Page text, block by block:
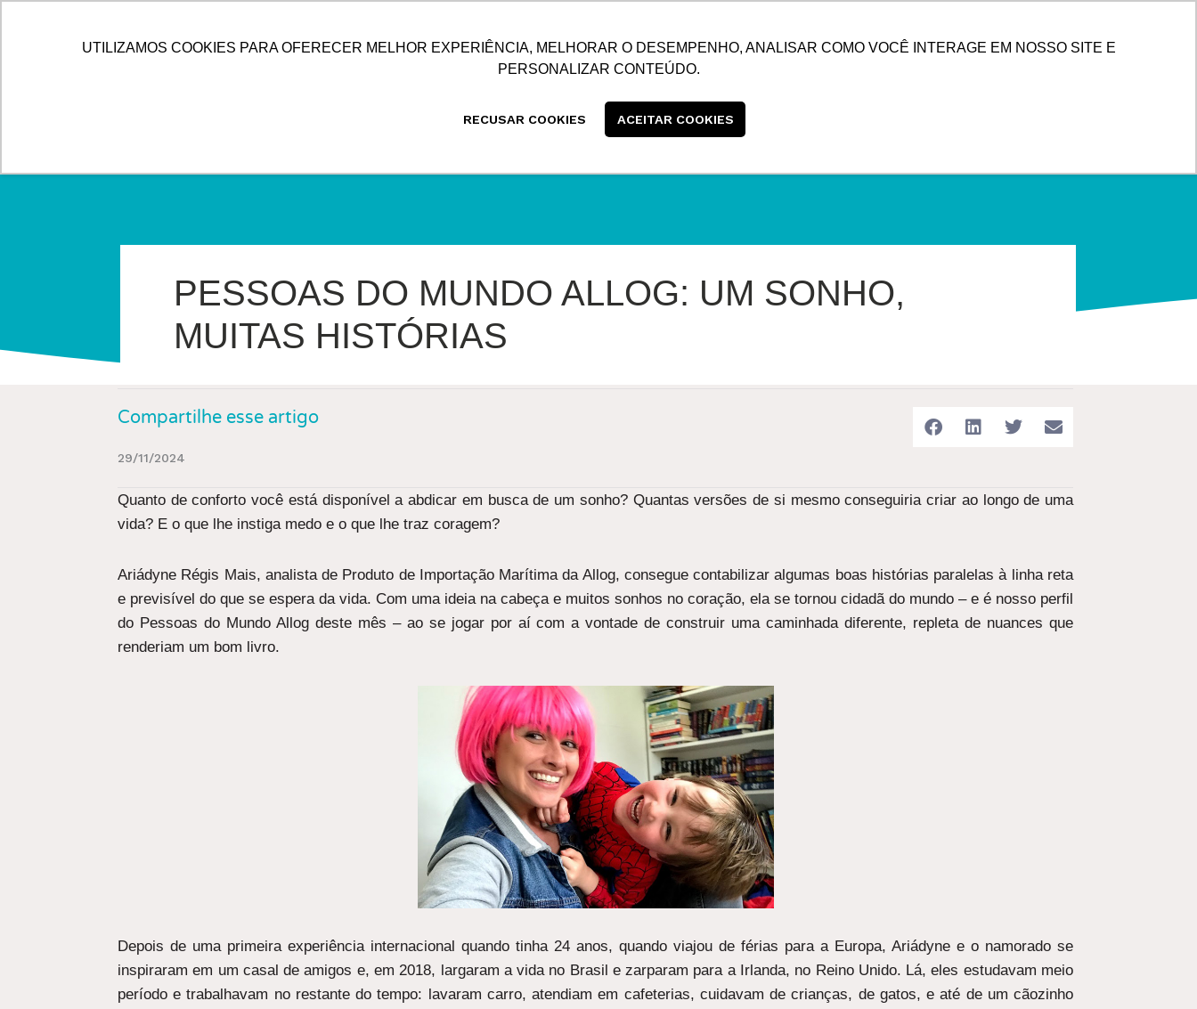
UTILIZAMOS COOKIES PARA OFERECER MELHOR EXPERIÊNCIA, MELHORAR O DESEMPENHO, ANALISAR COMO VOCÊ INTERAGE EM NOSSO SITE E
PERSONALIZAR CONTEÚDO.
RECUSAR COOKIES ACEITAR COOKIES
HOME ALLOG SOLUÇÕES SUSTENTABILIDADE BLOG CONTATO CENTRAL DE CLIENTES
PESSOAS DO MUNDO ALLOG: UM SONHO,
MUITAS HISTÓRIAS
Compartilhe esse artigo
29/11/2024
Quanto de conforto você está disponível a abdicar em busca de um sonho? Quantas versões de si mesmo conseguiria criar ao longo de uma
vida? E o que lhe instiga medo e o que lhe traz coragem?
Ariádyne Régis Mais, analista de Produto de Importação Marítima da Allog, consegue contabilizar algumas boas histórias paralelas à linha reta
e previsível do que se espera da vida. Com uma ideia na cabeça e muitos sonhos no coração, ela se tornou cidadã do mundo – e é nosso perfil
do Pessoas do Mundo Allog deste mês – ao se jogar por aí com a vontade de construir uma caminhada diferente, repleta de nuances que
renderiam um bom livro.
Depois de uma primeira experiência internacional quando tinha 24 anos, quando viajou de férias para a Europa, Ariádyne e o namorado se
inspiraram em um casal de amigos e, em 2018, largaram a vida no Brasil e zarparam para a Irlanda, no Reino Unido. Lá, eles estudavam meio
período e trabalhavam no restante do tempo: lavaram carro, atendiam em cafeterias, cuidavam de crianças, de gatos, e até de um cãozinho